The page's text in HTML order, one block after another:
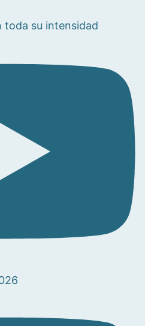
toda su intensidad